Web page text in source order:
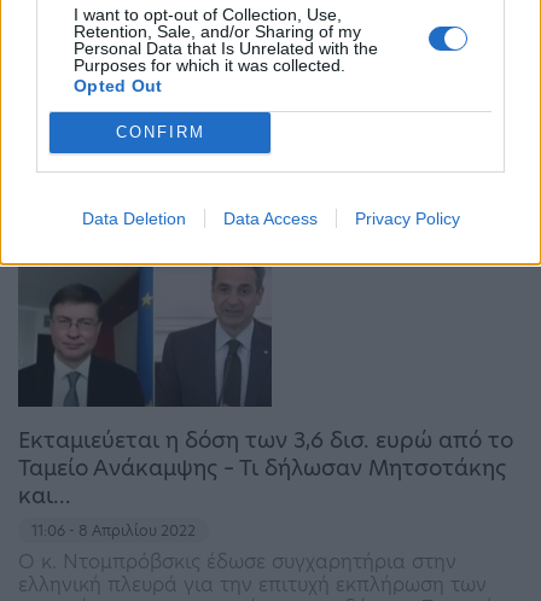
I want to opt-out of Collection, Use,
Retention, Sale, and/or Sharing of my
Personal Data that Is Unrelated with the
Purposes for which it was collected.
Opted Out
CONFIRM
Data Deletion Data Access Privacy Policy
Δηλώσεις: Οι 10 κωδικοί που ξεκλειδώνουν
εκπτώσεις φόρου
11:01 - 21 Απριλίου 2022
Οι κωδικοί που φέρνουν φοροελαφρύνσεις
Εκταμιεύεται η δόση των 3,6 δισ. ευρώ από το
Ταμείο Ανάκαμψης – Τι δήλωσαν Μητσοτάκης
και…
11:06 - 8 Απριλίου 2022
Ο κ. Ντομπρόβσκις έδωσε συγχαρητήρια στην
ελληνική πλευρά για την επιτυχή εκπλήρωση των